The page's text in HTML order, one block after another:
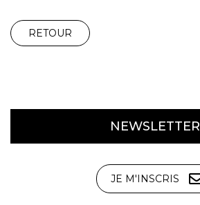
RETOUR
NEWSLETTER
JE M'INSCRIS